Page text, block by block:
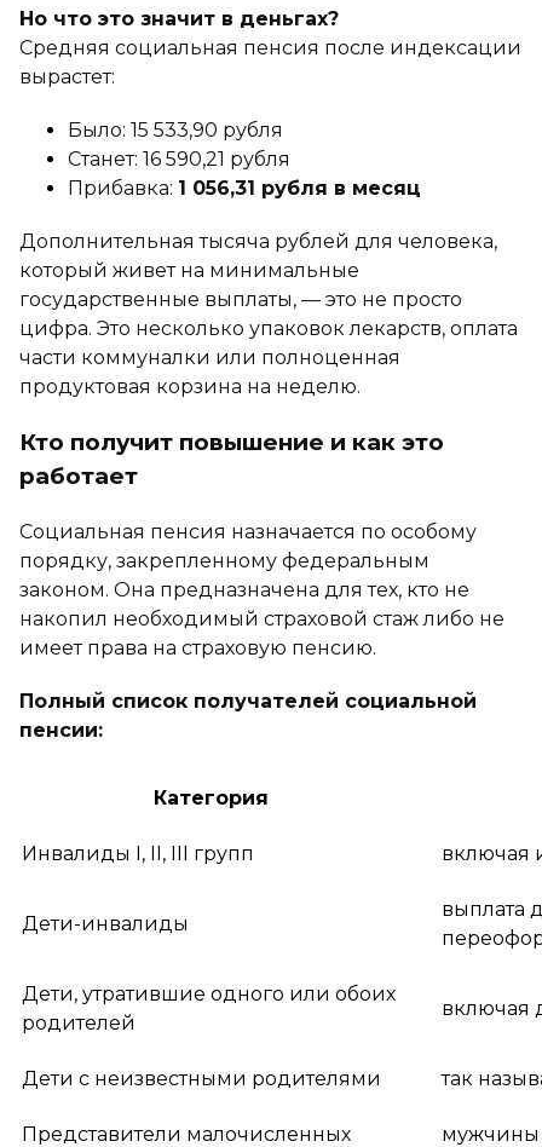
Но что это значит в деньгах?
Средняя социальная пенсия после индексации
вырастет:
Было: 15 533,90 рубля
Станет: 16 590,21 рубля
Прибавка: 1 056,31 рубля в месяц
Дополнительная тысяча рублей для человека,
который живет на минимальные
государственные выплаты, — это не просто
цифра. Это несколько упаковок лекарств, оплата
части коммуналки или полноценная
продуктовая корзина на неделю.
Кто получит повышение и как это
работает
Социальная пенсия назначается по особому
порядку, закрепленному федеральным
законом. Она предназначена для тех, кто не
накопил необходимый страховой стаж либо не
имеет права на страховую пенсию.
Полный список получателей социальной
пенсии:
Категория
Инвалиды I, II, III групп включая
Дети-инвалиды
выплата
Дети, утратившие одного или обоих
родителей
включая
Дети с неизвестными родителями так
Представители малочисленных
мужчины